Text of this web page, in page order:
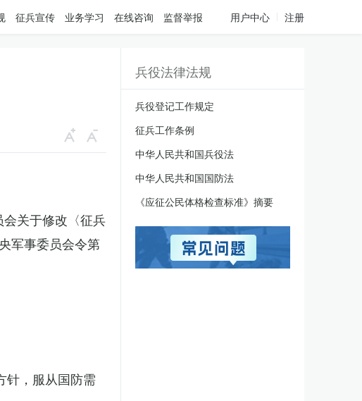
征兵宣传 业务学习 在线咨询 监督举报 用户中心 注册
关于修改〈征兵
军事委员会令第
针，服从国防需
兵役法律法规
兵役登记工作规定
征兵工作条例
中华人民共和国兵役法
中华人民共和国国防法
《应征公民体格检查标准》摘要